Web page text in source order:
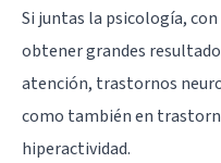
Si juntas la psicología,
obtener grandes
atención, trastornos
como también en
hiperactividad.